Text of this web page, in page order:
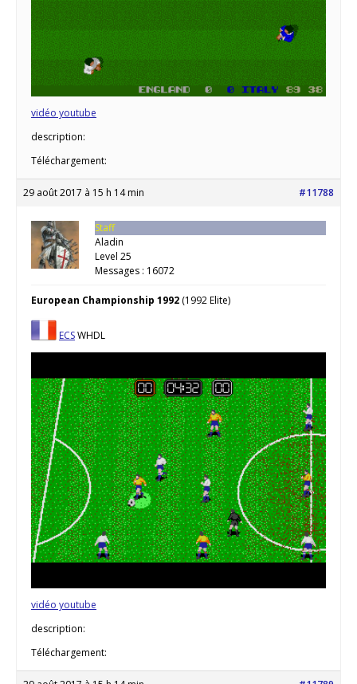
vidéo youtube
description:
Téléchargement:
29 août 2017 à 15 h 14 min #11788
Staff
Aladin
Level 25
Messages : 16072
European Championship 1992 (1992 Elite)
ECSWHDL
vidéo youtube
description:
Téléchargement: